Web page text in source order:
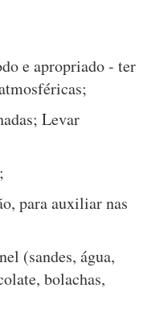
e apropriado - ter
Levar
para auxiliar nas
(sandes, água,
bolachas,